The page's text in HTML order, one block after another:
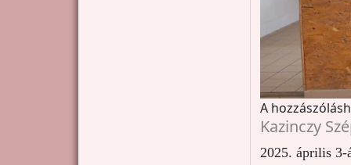
A
Kazinczy
2025. április 3-